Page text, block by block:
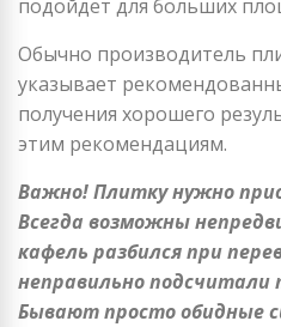
подойдет для больших
Обычно производитель
указывает
получения хорошего
этим рекомендациям.
Важно! Плитку нужно
Всегда возможны
кафель разбился при
неправильно
Бывают просто обидные